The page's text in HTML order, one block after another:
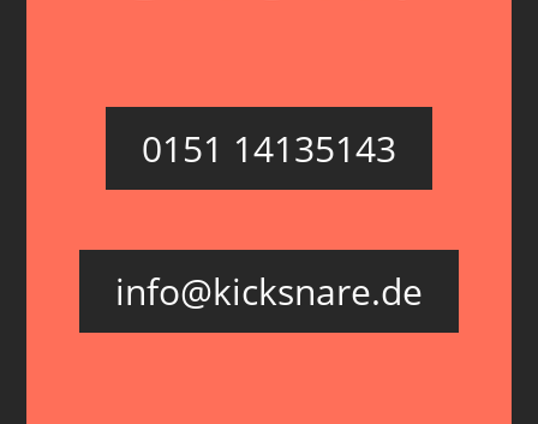
0151 14135143
info@kicksnare.de